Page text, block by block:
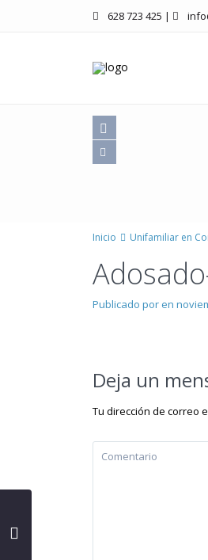
628 723 425 |
Inicio Unifamiliar en
Publicado por en
Deja un
Tu dirección de correo